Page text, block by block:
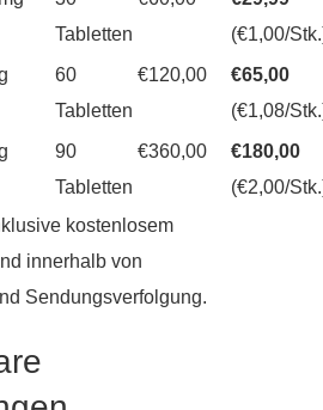
Tabletten
(€1,00/
60
Tabletten
€120,00
€65,00
(€1,08/
90
Tabletten
€360,00
€180,00
(€2,00/
kostenlosem
innerhalb von
Sendungsverfolgung.